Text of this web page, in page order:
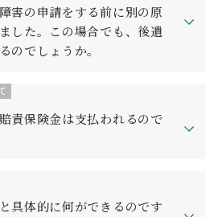
害の申請をする前に別の原
した。この場合でも、後遺
のでしょうか。
責保険金は支払われるので
具体的に何ができるのです